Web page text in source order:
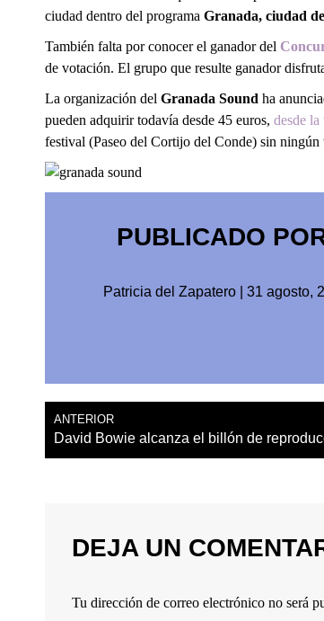
ciudad dentro del programa Granada, ciudad
También falta por conocer el ganador del
de votación. El grupo que resulte ganador
La organización del Granada Sound ha
pueden adquirir todavía desde 45 euros, desde
festival (Paseo del Cortijo del Conde) sin ningún
PUBLICADO
Patricia del Zapatero |31 agosto,
ANTERIOR
David Bowie alcanza el billón de
DEJA UN
Tu dirección de correo electrónico no será